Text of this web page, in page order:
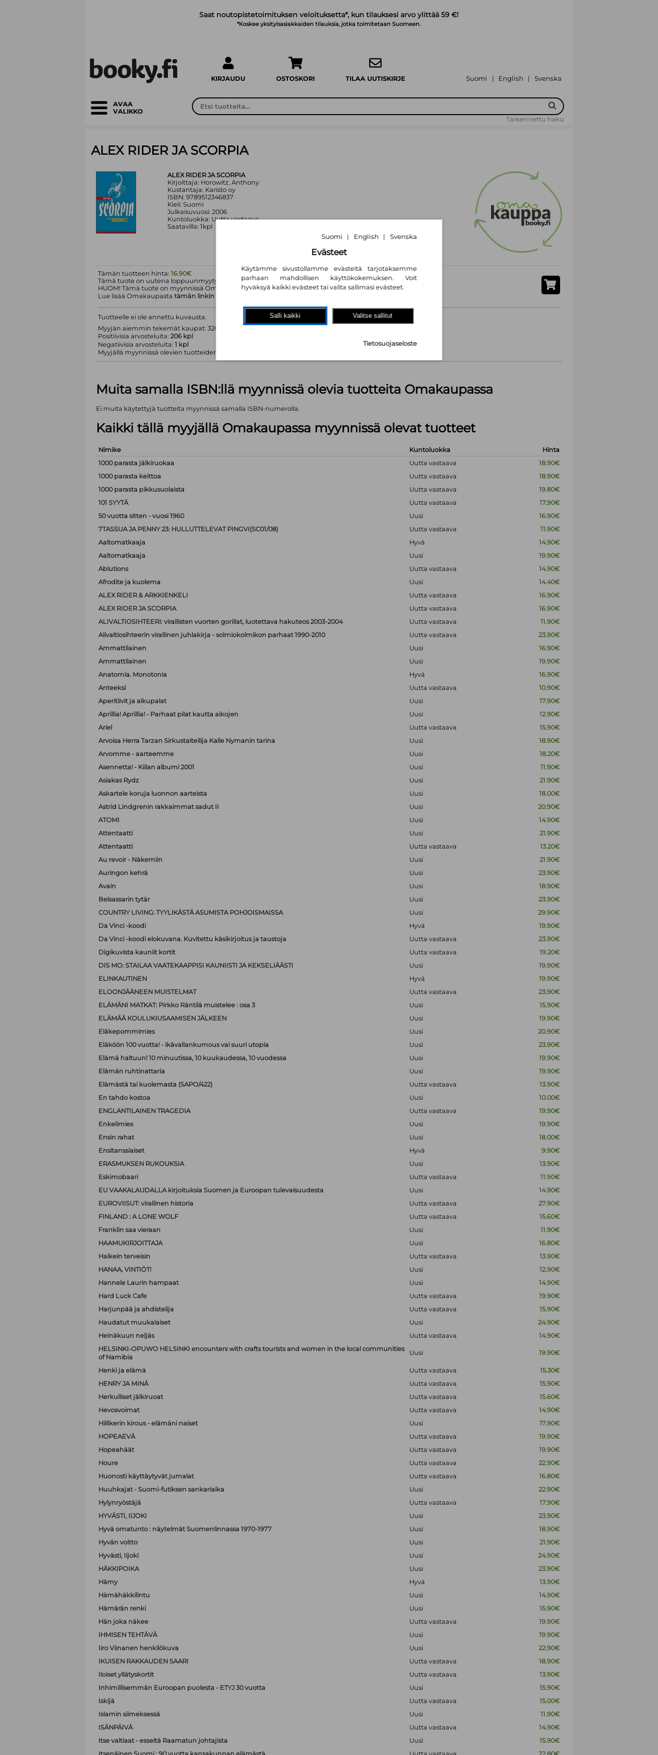
Saat noutopistetoimituksen veloituksetta*, kun tilauksesi arvo ylittää 59 €!
*Koskee yksityisasiakkaiden tilauksia, jotka toimitetaan Suomeen.
KIRJAUDU OSTOSKORI TILAA UUTISKIRJE Suomi | English | Svenska
AVAA
VALIKKO
Tarkennettu haku
ALEX RIDER JA SCORPIA
ALEX RIDER JA SCORPIA
Kirjoittaja: Horowitz, Anthony
Kustantaja: Karisto oy
ISBN: 9789512346837
Kieli: Suomi
Julkaisuvuosi: 2006
Kuntoluokka: Uutta vastaava
Saatavilla: 1kpl
Tämän tuotteen hinta: 16.90€
Tämä tuote on uutena loppuunmyyty.
HUOM! Tämä tuote on myynnissä Omakaupassa
Lue lisää Omakaupasta tämän linkin
Tuotteelle ei ole annettu kuvausta.
Myyjän aiemmin tekemät kaupat: 320 kpl
Positiivisia arvosteluita: 206 kpl
Negatiivisia arvosteluita: 1 kpl
Myyjällä myynnissä olevien tuotteiden määrä (kts. alla): 629 kpl
Muita samalla ISBN:llä myynnissä olevia tuotteita Omakaupassa
Ei muita käytettyjä tuotteita myynnissä samalla ISBN-numerolla.
Kaikki tällä myyjällä Omakaupassa myynnissä olevat tuotteet
Nimike Kuntoluokka
Hinta
1000 parasta jälkiruokaa
Uutta vastaava
18.90€
1000 parasta keittoa
Uutta vastaava
18.90€
1000 parasta pikkusuolaista
Uutta vastaava
19.80€
101 SYYTÄ
Uutta vastaava
17.90€
50 vuotta sitten - vuosi 1960
Uusi
16.90€
7TASSUA JA PENNY 23: HULLUTTELEVAT PINGVI(SC01/08)
Uutta vastaava
11.90€
Aaltomatkaaja
Hyvä
14.90€
Aaltomatkaaja
Uusi
19.90€
Ablutions
Uutta vastaava
14.90€
Afrodite ja kuolema
Uusi
14.40€
ALEX RIDER & ARKKIENKELI
Uutta vastaava
16.90€
ALEX RIDER JA SCORPIA
Uutta vastaava
16.90€
ALIVALTIOSIHTEERI: virallisten vuorten gorillat, luotettava hakuteos 2003-2004
Uutta vastaava
11.90€
Alivaltiosihteerin virallinen juhlakirja - solmiokolmikon parhaat 1990-2010
Uutta vastaava
23.90€
Ammattilainen
Uusi
16.90€
Ammattilainen
Uusi
19.90€
Anatomia. Monotonia
Hyvä
16.90€
Anteeksi
Uutta vastaava
10.90€
Aperitiivit ja alkupalat
Uusi
17.90€
Aprillia! Aprillia! - Parhaat pilat kautta aikojen
Uusi
12.90€
Ariel
Uutta vastaava
15.90€
Arvoisa Herra Tarzan Sirkustaiteilija Kalle Nymanin tarina
Uusi
18.90€
Arvomme - aarteemme
Uusi
18.20€
Asennetta! - Kiilan albumi 2001
Uusi
11.90€
Asiakas Rydz
Uusi
21.90€
Askartele koruja luonnon aarteista
Uusi
18.00€
Astrid Lindgrenin rakkaimmat sadut II
Uusi
20.90€
ATOMI
Uusi
14.90€
Attentaatti
Uusi
21.90€
Attentaatti
Uutta vastaava
13.20€
Au revoir - Näkemiin
Uusi
21.90€
Auringon kehrä
Uusi
23.90€
Avain
Uusi
18.90€
Belsassarin tytär
Uusi
23.90€
COUNTRY LIVING: TYYLIKÄSTÄ ASUMISTA POHJOISMAISSA
Uusi
29.90€
Da Vinci -koodi
Hyvä
19.90€
Da Vinci -koodi elokuvana. Kuvitettu käsikirjoitus ja taustoja
Uutta vastaava
23.90€
Digikuvista kauniit kortit
Uutta vastaava
19.20€
DIS MO: STAILAA VAATEKAAPPISI KAUNIISTI JA KEKSELIÄÄSTI
Uusi
19.90€
ELINKAUTINEN
Hyvä
19.90€
ELOONJÄÄNEEN MUISTELMAT
Uutta vastaava
23.90€
ELÄMÄNI MATKAT: Pirkko Räntilä muistelee : osa 3
Uusi
15.90€
ELÄMÄÄ KOULUKIUSAAMISEN JÄLKEEN
Uusi
19.90€
Eläkepommimies
Uusi
20.90€
Eläköön 100 vuotta! - ikävallankumous vai suuri utopia
Uusi
23.90€
Elämä haltuun! 10 minuutissa, 10 kuukaudessa, 10 vuodessa
Uusi
19.90€
Elämän ruhtinattaria
Uusi
19.90€
Elämästä tai kuolemasta (SAPO/422)
Uutta vastaava
13.90€
En tahdo kostoa
Uusi
10.00€
ENGLANTILAINEN TRAGEDIA
Uutta vastaava
19.90€
Enkelimies
Uusi
19.90€
Ensin rahat
Uusi
18.00€
Ensitanssiaiset
Hyvä
9.90€
ERASMUKSEN RUKOUKSIA
Uusi
13.90€
Eskimobaari
Uutta vastaava
11.90€
EU VAAKALAUDALLA kirjoituksia Suomen ja Euroopan tulevaisuudesta
Uusi
14.90€
EUROVIISUT: virallinen historia
Uutta vastaava
27.90€
FINLAND : A LONE WOLF
Uutta vastaava
15.60€
Franklin saa vieraan
Uusi
11.90€
HAAMUKIRJOITTAJA
Uusi
16.80€
Haikein terveisin
Uutta vastaava
13.90€
HANAA, VINTIÖT!
Uusi
12.90€
Hannele Laurin hampaat
Uusi
14.90€
Hard Luck Cafe
Uutta vastaava
19.90€
Harjunpää ja ahdistelija
Uutta vastaava
15.90€
Haudatut muukalaiset
Uusi
24.90€
Heinäkuun neljäs
Uutta vastaava
14.90€
HELSINKI-OPUWO HELSINKI encounters with crafts tourists and women in the local communities
of Namibia
Uusi 19.90€
Henki ja elämä Uutta vastaava
15.30€
HENRY JA MINÄ
Uutta vastaava
15.90€
Herkulliset jälkiruoat
Uutta vastaava
15.60€
Hevosvoimat
Uutta vastaava
14.90€
Hillikerin kirous - elämäni naiset
Uusi
17.90€
HOPEAEVÄ
Uutta vastaava
19.90€
Hopeahäät
Uutta vastaava
19.90€
Houre
Uutta vastaava
22.90€
Huonosti käyttäytyvät jumalat
Uutta vastaava
16.80€
Huuhkajat - Suomi-futiksen sankariaika
Uusi
22.90€
Hylynryöstäjä
Uutta vastaava
17.90€
HYVÄSTI, IIJOKI
Uusi
23.90€
Hyvä omatunto : näytelmät Suomenlinnassa 1970-1977
Uusi
18.90€
Hyvän voitto
Uusi
21.90€
Hyvästi, Iijoki
Uusi
24.90€
HÄKKIPOIKA
Uusi
23.90€
Hämy
Hyvä
13.90€
Hämähäkkilintu
Uusi
14.90€
Hämärän renki
Uusi
15.90€
Hän joka näkee
Uutta vastaava
19.90€
IHMISEN TEHTÄVÄ
Uusi
19.90€
Iiro Viinanen henkilökuva
Uusi
22.90€
IKUISEN RAKKAUDEN SAARI
Uutta vastaava
18.90€
Iloiset yllätyskortit
Uutta vastaava
13.90€
Inhimillisemmän Euroopan puolesta - ETYJ 30 vuotta
Uusi
15.90€
Iskijä
Uutta vastaava
15.00€
Islamin siimeksessä
Uusi
11.90€
ISÄNPÄIVÄ
Uutta vastaava
14.90€
Itse valtiaat - esseitä Raamatun johtajista
Uusi
15.90€
Suomi | English | Svenska
Evästeet
Käytämme sivustollamme evästeitä tarjotaksemme
parhaan mahdollisen käyttökokemuksen. Voit
hyväksyä kaikki evästeet tai valita sallimasi evästeet.
Salli kaikki Valitse sallitut
Tietosuojaseloste